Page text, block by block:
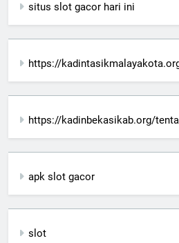
situs slot gacor hari ini
https://
https://kadinbekasikab.org/
apk slot gacor
slot